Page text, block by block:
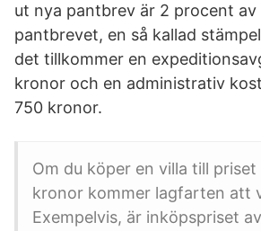
ut nya pantbrev är 2 procent av
pantbrevet, en så kallad
det tillkommer en
kronor och en administrativ
750 kronor.
Om du köper en villa till
kronor kommer lagfarten att
Exempelvis, är inköpspriset av